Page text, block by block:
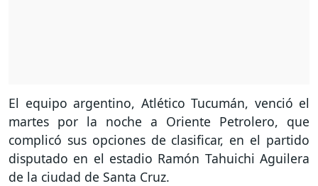
El equipo argentino, Atlético Tucumán, venció el
martes por la noche a Oriente Petrolero, que
complicó sus opciones de clasificar, en el partido
disputado en el estadio Ramón Tahuichi Aguilera
de la ciudad de Santa Cruz.